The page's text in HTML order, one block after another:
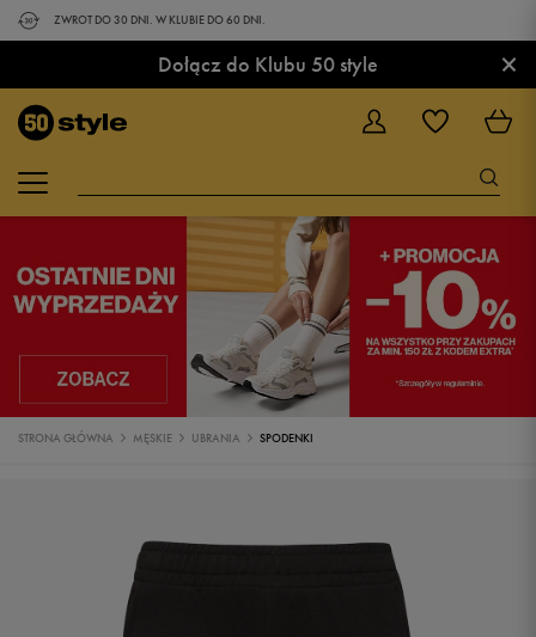
ZWROT DO 30 DNI. W KLUBIE DO 60 DNI.
Dołącz do Klubu 50 style ×
STRONA GŁÓWNA MĘSKIE UBRANIA SPODENKI